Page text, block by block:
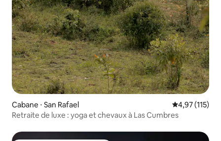
Cabane ⋅ San Rafael Évaluation
4,97 (115)
Retraite de luxe : yoga et chevaux à Las Cumbres